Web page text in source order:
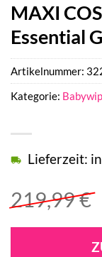
MAXI
Essential
219,99€
Lieferzeit:
Artikelnummer:
Kategorie: